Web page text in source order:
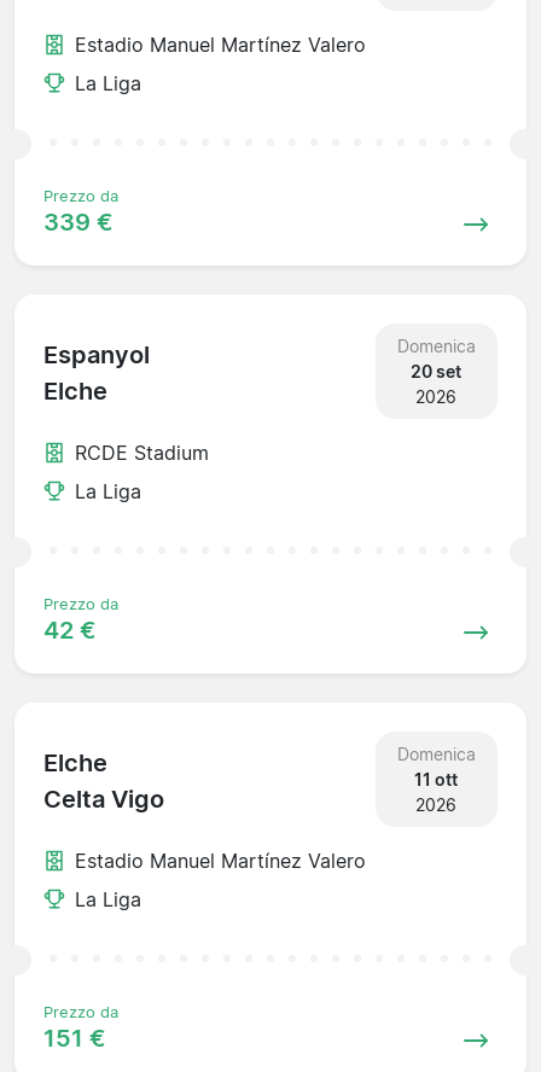
Estadio Manuel Martínez Valero
La Liga
Prezzo da
339 €
Espanyol
Elche
Domenica
20 set
2026
RCDE Stadium
La Liga
Prezzo da
42 €
Elche
Celta Vigo
Domenica
11 ott
2026
Estadio Manuel Martínez Valero
La Liga
Prezzo da
151 €